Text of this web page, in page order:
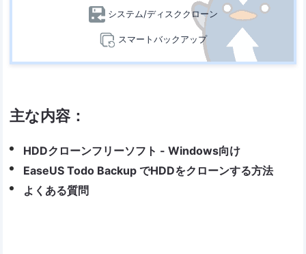
システム/ディスククローン
スマートバックアップ
主な内容：
HDDクローンフリーソフト - Windows向け
EaseUS Todo Backup でHDDをクローンする方法
よくある質問